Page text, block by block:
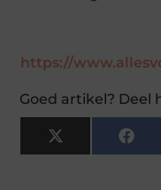
https://
Goed artikel? Deel
X
(Twitter)